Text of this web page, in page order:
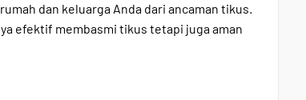
dan keluarga Anda dari ancaman tikus.
efektif membasmi tikus tetapi juga aman